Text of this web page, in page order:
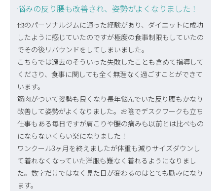
悩みの反り腰も改善され、姿勢がよくなりました！
他のパーソナルジムに通った経験があり、ダイエットに成功
したように感じていたのですが極度の食事制限もしていたの
でその後リバウンドをしてしまいました。
こちらでは過去のそういった失敗したことも含めて指導して
くださり、食事に関しても全く無理なく過ごすことができて
います。
筋肉がついて姿勢も良くなり長年悩んでいた反り腰もかなり
改善して姿勢がよくなりました。お陰でデスクワークも立ち
仕事もある毎日ですが肩こりや腰の痛みも以前とは比べもの
にならないくらい楽になりました！
ワンクール3ヶ月を終えましたが体重も減りサイズダウンし
て着れなくなっていた洋服も難なく着れるようになりまし
た。数字だけではなく見た目が変わるのはとても励みになり
ます。